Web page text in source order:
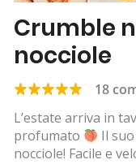
Crumble
nocciole
18
L’estate arriva in
profumato
Il
nocciole! Facile e